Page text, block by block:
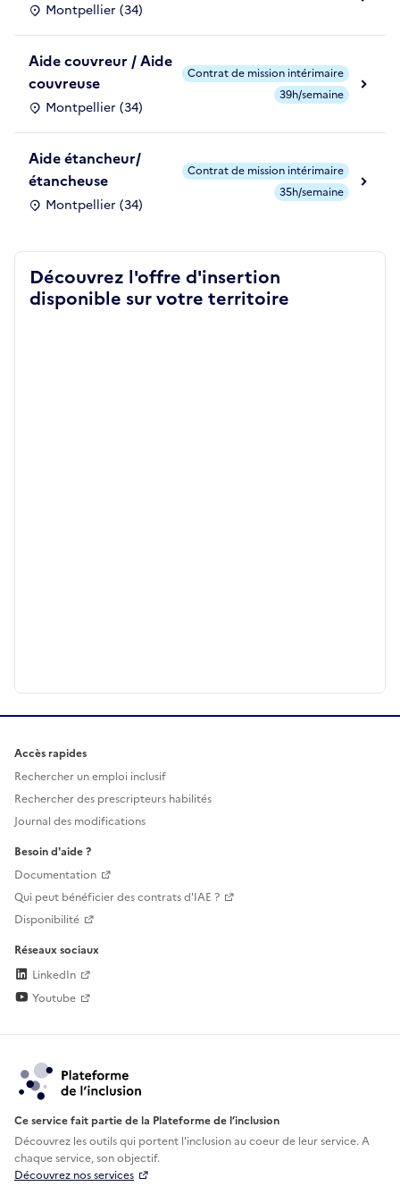
Montpellier (34)
Aide couvreur / Aide
couvreuse
Montpellier (34)
Contrat de mission intérimaire
39h/semaine
Aide étancheur/
étancheuse
Montpellier (34)
Contrat de mission intérimaire
35h/semaine
Découvrez l'offre d'insertion
disponible sur votre territoire
Accès rapides
Rechercher un emploi inclusif
Rechercher des prescripteurs habilités
Journal des modifications
Besoin d'aide ?
Documentation
Qui peut bénéficier des contrats d'IAE ?
Disponibilité
Réseaux sociaux
LinkedIn
Youtube
Ce service fait partie de la Plateforme de l’inclusion
Découvrez les outils qui portent l'inclusion aucoeur de leur service. A
chaque service, son objectif.
Découvrez nos services